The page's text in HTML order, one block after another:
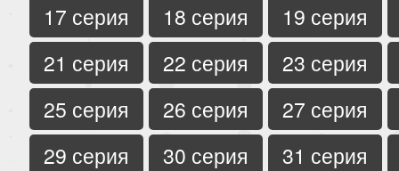
17 серия
18 серия
19 серия
21 серия
22 серия
23 серия
25 серия
26 серия
27 серия
29 серия
30 серия
31 серия